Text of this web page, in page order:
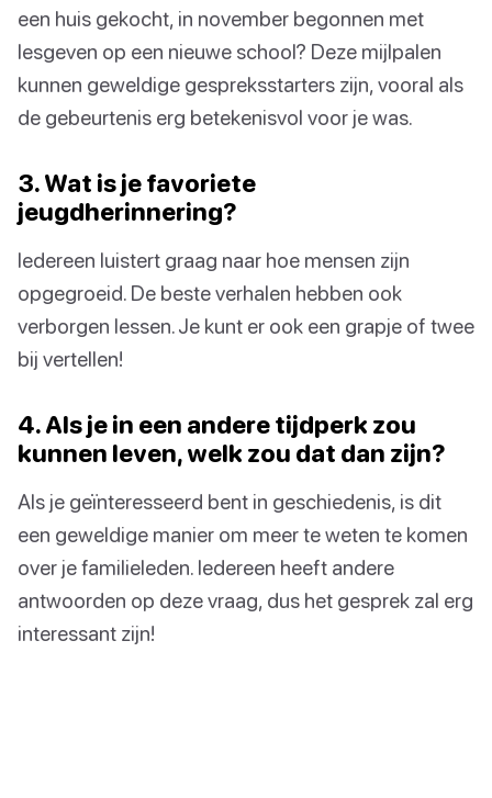
een huis gekocht, in november begonnen met
lesgeven op een nieuwe school? Deze mijlpalen
kunnen geweldige gespreksstarters zijn, vooral als
de gebeurtenis erg betekenisvol voor je was.
3. Wat is je favoriete
jeugdherinnering?
Iedereen luistert graag naar hoe mensen zijn
opgegroeid. De beste verhalen hebben ook
verborgen lessen. Je kunt er ook een grapje of twee
bij vertellen!
4. Als je in een andere tijdperk zou
kunnen leven, welk zou dat dan zijn?
Als je geïnteresseerd bent in geschiedenis, is dit
een geweldige manier om meer te weten te komen
over je familieleden. Iedereen heeft andere
antwoorden op deze vraag, dus het gesprek zal erg
interessant zijn!